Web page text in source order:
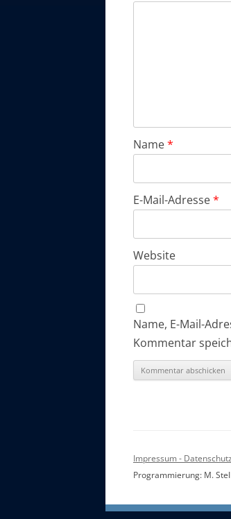
Name*
E-Mail-Adresse*
Website
Name, E-Mail-
Kommentar
Impressum - Datenschutz
Programmierung: M.